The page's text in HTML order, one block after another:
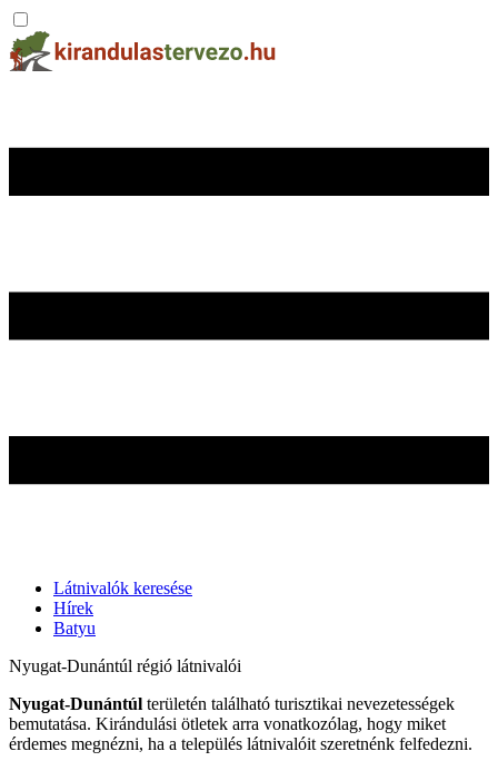
Látnivalók keresése
Hírek
Batyu
Nyugat-Dunántúl régió látnivalói
Nyugat-Dunántúl területén található turisztikai nevezetességek
bemutatása. Kirándulási ötletek arra vonatkozólag, hogy miket
érdemes megnézni, ha a település látnivalóit szeretnénk felfedezni.